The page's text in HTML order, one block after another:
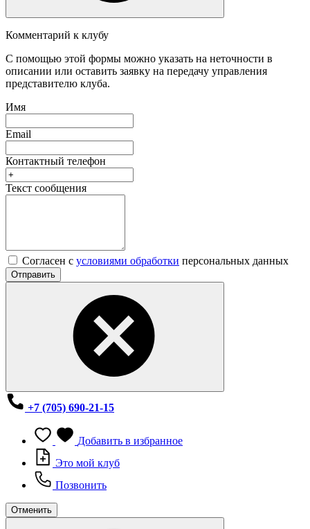
Комментарий к клубу
С помощью этой формы можно указать на неточности в
описании или оставить заявку на передачу управления
представителю клуба.
Имя
Email
Контактный телефон
Текст сообщения
Согласен с условиями обработки персональных данных
Отправить
+7 (705) 690-21-15
Добавить в избранное
Это мой клуб
Позвонить
Отменить